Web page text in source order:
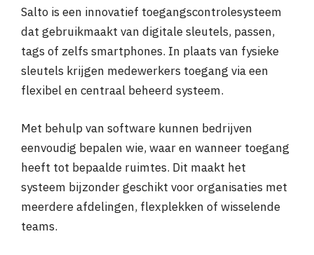
Salto is een innovatief toegangscontrolesysteem
dat gebruikmaakt van digitale sleutels, passen,
tags of zelfs smartphones. In plaats van fysieke
sleutels krijgen medewerkers toegang via een
flexibel en centraal beheerd systeem.
Met behulp van software kunnen bedrijven
eenvoudig bepalen wie, waar en wanneer toegang
heeft tot bepaalde ruimtes. Dit maakt het
systeem bijzonder geschikt voor organisaties met
meerdere afdelingen, flexplekken of wisselende
teams.